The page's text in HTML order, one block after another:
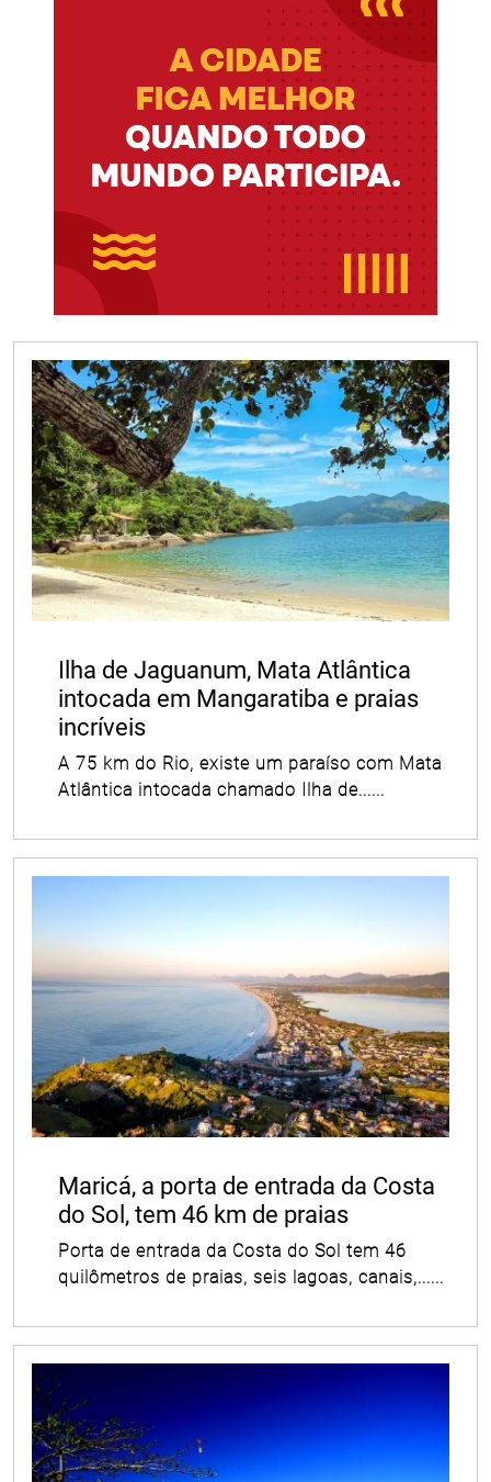
Ilha de Jaguanum, Mata Atlântica
intocada em Mangaratiba e praias
incríveis
A 75 km do Rio, existe um paraíso com Mata
Atlântica intocada chamado Ilha de......
Maricá, a porta de entrada da Costa
do Sol, tem 46 km de praias
Porta de entrada da Costa do Sol tem 46
quilômetros de praias, seis lagoas, canais,......